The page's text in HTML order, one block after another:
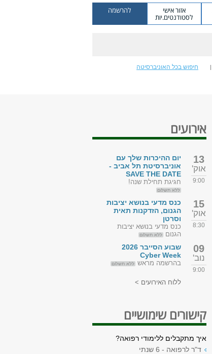
אזור אישי
לסטודנטים.יות
להרשמה
חיפוש בכל האוניברסיטה
אירועים
13
אוק'
9:00
יום ההיכרות שלך עם
אוניברסיטת תל אביב -
SAVE THE DATE
חגיגת תחילת שנה!
ללא תשלום
15
אוק'
8:30
כנס מדעי בנושא יציבות
הגנום, הזדקנות תאית
וסרטן
כנס מדעי בנושא יציבות
הגנום
ללא תשלום
09
נוב'
9:00
שבוע הסייבר 2026
Cyber Week
בהרשמה מראש ללא תשלום
ללוח האירועים >
קישורים שימושיים
איך מתקבלים ללימודי רפואה?
ד"ר לרפואה - 6 שנתי